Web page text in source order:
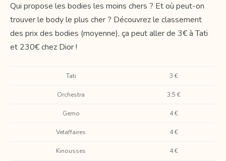
Qui propose les bodies les moins chers ? Et où peut-on
trouver le body le plus cher ? Découvrez le classement
des prix des bodies (moyenne), ça peut aller de 3€ à Tati
et 230€ chez Dior !
Tati 3 €
Orchestra 3,5 €
Gemo 4 €
Vetaffaires 4 €
Kinousses 4 €